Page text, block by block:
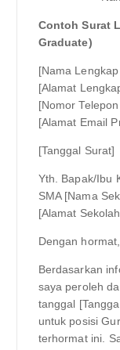
Contoh Surat
Graduate)
[Nama
[Alamat
[Nomor
[Alamat Email
[Tanggal Surat]
Yth. Bapak/Ibu
SMA [Nama
[Alamat
Dengan hormat,
Berdasarkan
saya peroleh
tanggal
untuk posisi
terhormat ini.